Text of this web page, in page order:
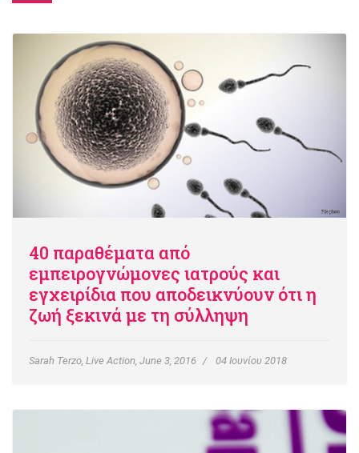
40 παραθέματα από
εμπειρογνώμονες ιατρούς και
εγχειρίδια που αποδεικνύουν ότι η
ζωή ξεκινά με τη σύλληψη
Sarah Terzo, Live Action, June 3, 2016 04 Ιουνίου 2018